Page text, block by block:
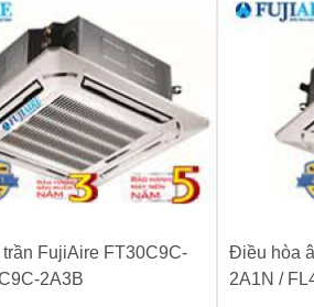
FujiAire FT30C9C-
2A3B
Điều hòa
2A1N /